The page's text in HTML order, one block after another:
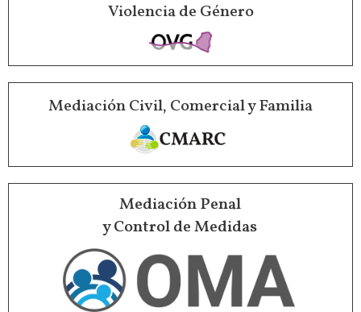
Violencia de Género
Mediación Civil, Comercial y Familia
Mediación Penal
y Control de Medidas